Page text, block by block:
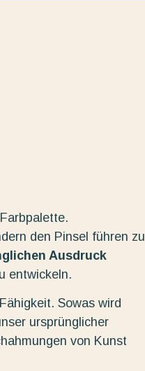
den Pinsel führen zu
Ausdruck
entwickeln.
Sowas wird
ursprünglicher
von Kunst